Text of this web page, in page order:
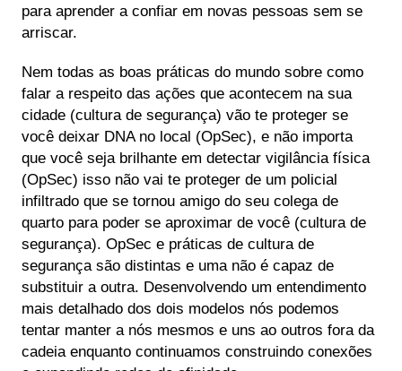
para aprender a confiar em novas pessoas sem se
arriscar.
Nem todas as boas práticas do mundo sobre como
falar a respeito das ações que acontecem na sua
cidade (cultura de segurança) vão te proteger se
você deixar DNA no local (OpSec), e não importa
que você seja brilhante em detectar vigilância física
(OpSec) isso não vai te proteger de um policial
infiltrado que se tornou amigo do seu colega de
quarto para poder se aproximar de você (cultura de
segurança). OpSec e práticas de cultura de
segurança são distintas e uma não é capaz de
substituir a outra. Desenvolvendo um entendimento
mais detalhado dos dois modelos nós podemos
tentar manter a nós mesmos e uns ao outros fora da
cadeia enquanto continuamos construindo conexões